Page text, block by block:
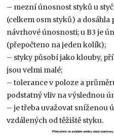
– mezní únosnost styků u
(celkem osm styků) a
návrhové únosnosti; u B3 je
(přepočteno na jeden kolík);
– styky působí jako klouby,
jsou velmi malé;
– tolerance v poloze a
podstatný vliv na výslednou
– je třeba uvažovat sníženou
vzdálených od těžiště styku.